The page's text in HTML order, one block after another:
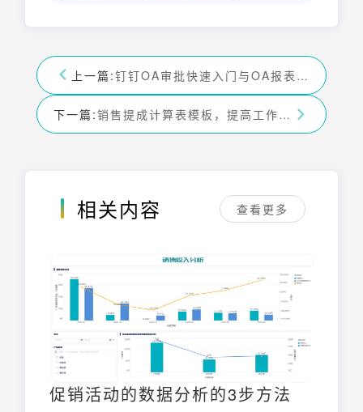
上一篇: 钉钉OA审批快速入门与OA报表市场——九数云BI
下一篇: 销售提成计算表模板，提高工作效率——九数云BI
相关内容 查看更多
促销活动的数据分析的3步方法